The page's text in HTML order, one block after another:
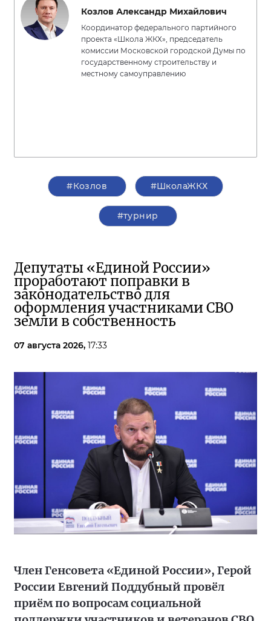
Козлов Александр Михайлович
Координатор федерального партийного
проекта «Школа ЖКХ», председатель
комиссии Московской городской Думы по
государственному строительству и
местному самоуправлению
#Козлов #ШколаЖКХ
#турнир
Депутаты «Единой России»
проработают поправки в
законодательство для
оформления участниками СВО
земли в собственность
07 августа 2026, 17:33
Член Генсовета «Единой России», Герой
России Евгений Поддубный провёл
приём по вопросам социальной